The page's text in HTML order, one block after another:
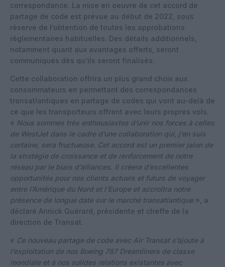
correspondance. La mise en oeuvre de cet accord de
partage de code est prévue au début de 2022, sous
réserve de l’obtention de toutes les approbations
réglementaires habituelles. Des détails additionnels,
notamment quant aux avantages offerts, seront
communiqués dès qu’ils seront finalisés.
Cette collaboration offrira un plus grand choix aux
consommateurs en permettant des correspondances
transatlantiques en partage de codes qui vont au-delà de
ce que les transporteurs offrent avec leurs propres vols.
« Nous sommes très enthousiastes d’unir nos forces à celles
de WestJet dans le cadre d’une collaboration qui, j’en suis
certaine, sera fructueuse. Cet accord est un premier jalon de
la stratégie de croissance et de renforcement de notre
réseau par le biais d’alliances. Il créera d’excellentes
opportunités pour nos clients actuels et futurs de voyager
entre l’Amérique du Nord et l’Europe et accroîtra notre
présence de longue date sur le marché transatlantique », a
déclaré Annick Guérard, présidente et cheffe de la
direction de Transat.
« Ce nouveau partage de code avec Air Transat s’ajoute à
l’exploitation de nos Boeing 787 Dreamliners de classe
mondiale et à nos solides relations existantes avec